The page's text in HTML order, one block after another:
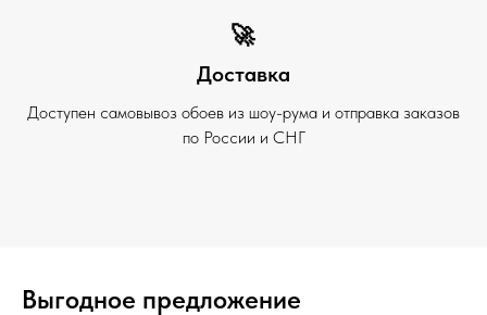
🚀
Доставка
Доступен самовывоз обоев из шоу-рума и отправка заказов
по России и СНГ
Выгодное предложение